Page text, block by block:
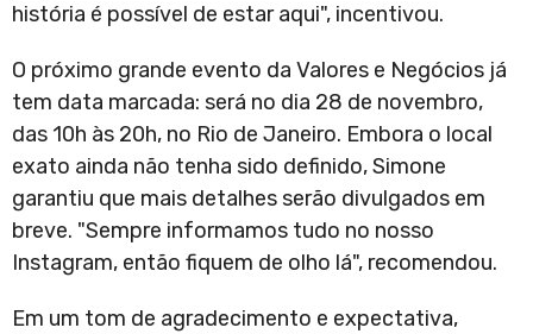
história é possível de estar aqui", incentivou.
O próximo grande evento da Valores e Negócios já
tem data marcada: será no dia 28 de novembro,
das 10h às 20h, no Rio de Janeiro. Embora o local
exato ainda não tenha sido definido, Simone
garantiu que mais detalhes serão divulgados em
breve. "Sempre informamos tudo no nosso
Instagram, então fiquem de olho lá", recomendou.
Em um tom de agradecimento e expectativa,